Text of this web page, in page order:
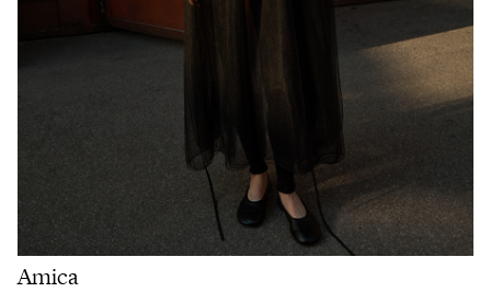
Amica